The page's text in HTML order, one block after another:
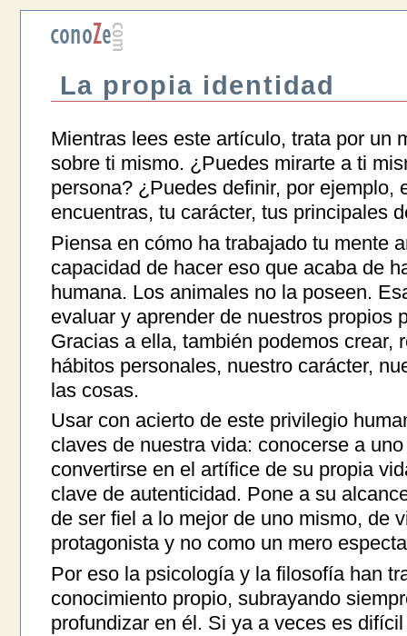
La propia identidad
Mientras lees este artículo, trata por un
sobre ti mismo. ¿Puedes mirarte a ti
persona? ¿Puedes definir, por ejemplo,
encuentras, tu carácter, tus principales
Piensa en cómo ha trabajado tu mente
capacidad de hacer eso que acaba de
humana. Los animales no la poseen.
evaluar y aprender de nuestros propios
Gracias a ella, también podemos crear,
hábitos personales, nuestro carácter,
las cosas.
Usar con acierto de este privilegio
claves de nuestra vida: conocerse a
convertirse en el artífice de su propia
clave de autenticidad. Pone a su
de ser fiel a lo mejor de uno mismo, de
protagonista y no como un mero
Por eso la psicología y la filosofía han
conocimiento propio, subrayando
profundizar en él. Si ya a veces es